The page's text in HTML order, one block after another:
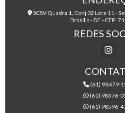
SCSV Quadra 1, Conj 02 Lote 11 -
Brasília - DF - CEP:
REDES
(61) 98479-
(61) 98376-
(61) 98596-